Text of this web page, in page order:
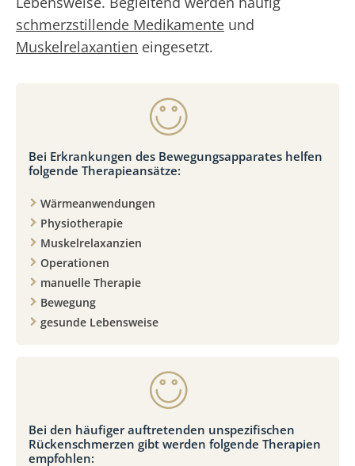
schmerzstillende Medikamente und
Muskelrelaxantien eingesetzt.
Bei Erkrankungen des Bewegungsapparates helfen
folgende Therapieansätze:
Wärmeanwendungen
Physiotherapie
Muskelrelaxanzien
Operationen
manuelle Therapie
Bewegung
gesunde Lebensweise
Bei den häufiger auftretenden unspezifischen
Rückenschmerzen gibt werden folgende Therapien
empfohlen: